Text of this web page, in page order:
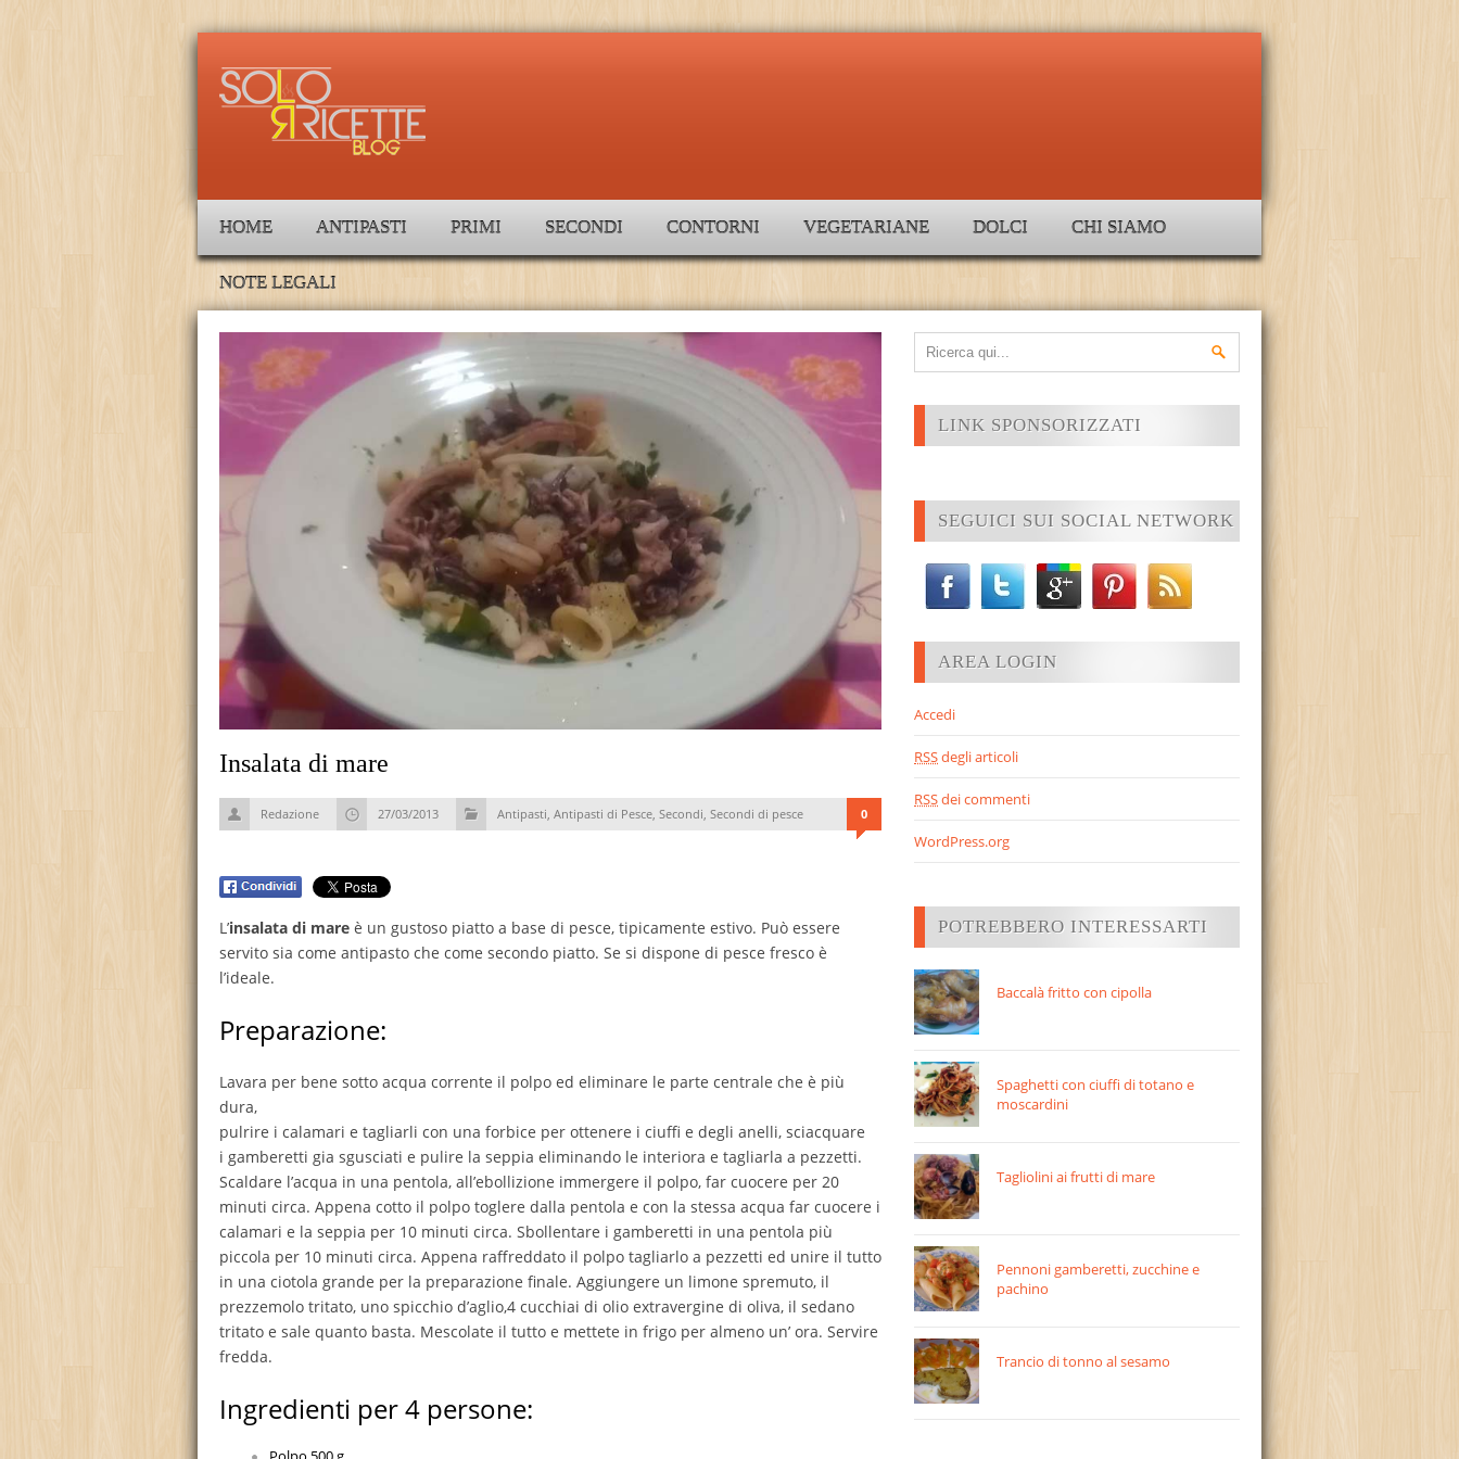
HOME ANTIPASTI PRIMI SECONDI CONTORNI VEGETARIANE DOLCI CHI SIAMO
NOTE LEGALI
Insalata di mare
Redazione 27/03/2013 Antipasti, Antipasti di Pesce, Secondi, Secondi di pesce 0
L’insalata di mare è un gustoso piatto a base di pesce, tipicamente estivo. Può essere
servito sia come antipasto che come secondo piatto. Se si dispone di pesce fresco è
l’ideale.
Preparazione:
Lavara per bene sotto acqua corrente il polpo ed eliminare le parte centrale che è più
dura,
pulrire i calamari e tagliarli con una forbice per ottenere i ciuffi e degli anelli, sciacquare
i gamberetti gia sgusciati e pulire la seppia eliminando le interiora e tagliarla a pezzetti.
Scaldare l’acqua in una pentola, all’ebollizione immergere il polpo, far cuocere per 20
minuti circa. Appena cotto il polpo toglere dalla pentola e con la stessa acqua far cuocere i
calamari e la seppia per 10 minuti circa. Sbollentare i gamberetti in una pentola più
piccola per 10 minuti circa. Appena raffreddato il polpo tagliarlo a pezzetti ed unire il tutto
in una ciotola grande per la preparazione finale. Aggiungere un limone spremuto, il
prezzemolo tritato, uno spicchio d’aglio,4 cucchiai di olio extravergine di oliva, il sedano
tritato e sale quanto basta. Mescolate il tutto e mettete in frigo per almeno un’ ora. Servire
fredda.
Ingredienti per 4 persone:
LINK SPONSORIZZATI
SEGUICI SUI SOCIAL NETWORK
AREA LOGIN
Accedi
RSSdegli articoli
RSSdei commenti
WordPress.org
POTREBBERO INTERESSARTI
Baccalà fritto con cipolla
Spaghetti con ciuffi di totano e
moscardini
Tagliolini ai frutti di mare
Pennoni gamberetti, zucchine e
pachino
Trancio di tonno al sesamo